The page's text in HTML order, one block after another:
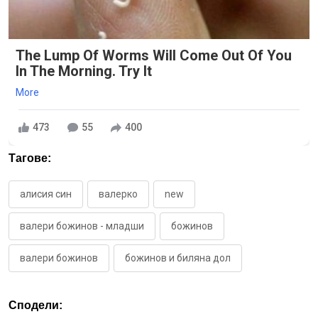
The Lump Of Worms Will Come Out Of You
In The Morning. Try It
More
473 55 400
Тагове:
алисия син валерко new
валери божинов - младши божинов
валери божинов божинов и биляна дол
Сподели: